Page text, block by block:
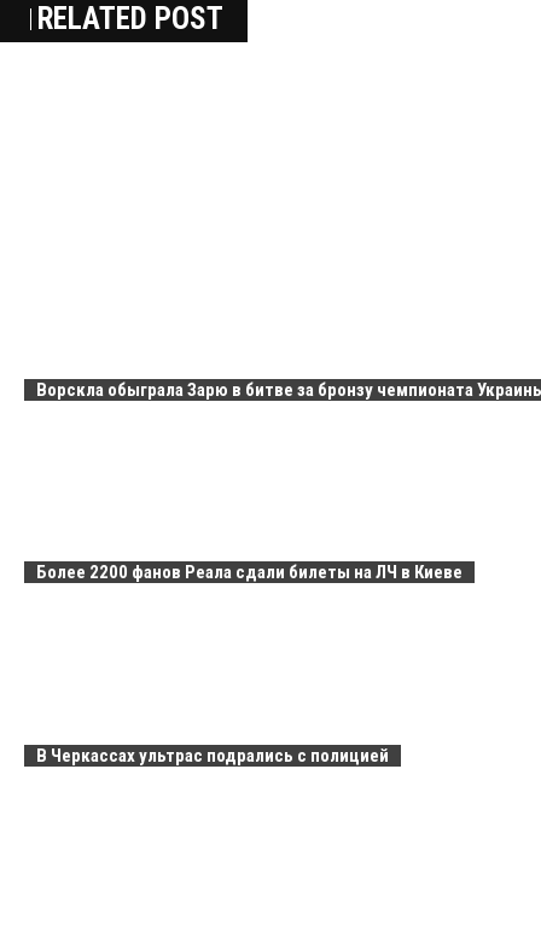
RELATED POST
Ворскла обыграла Зарю в битве за бронзу чемпионата
Более 2200 фанов Реала сдали билеты на ЛЧ в Киеве
В Черкассах ультрас подрались с полицией